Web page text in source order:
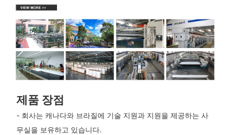
제품 장점
- 회사는 캐나다와 브라질에 기술 지원과 지원을 제공하는 사
무실을 보유하고 있습니다.